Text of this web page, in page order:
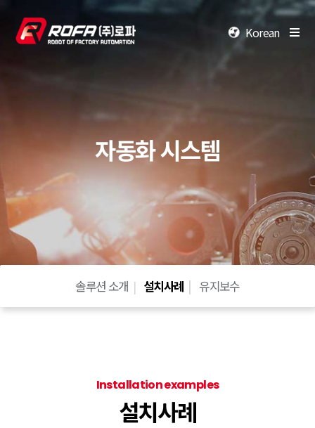
Korean
자동화 시스템
솔루션 소개 설치사례 유지보수
Installation examples
설치사례